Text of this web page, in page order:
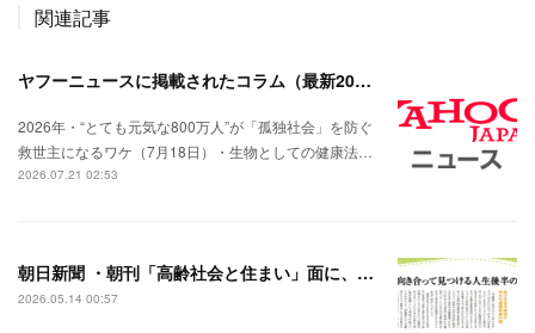
関連記事
ヤフーニュースに掲載されたコラム（最新2026.7月）
2026年・“とても元気な800万人”が「孤独社会」を防ぐ
救世主になるワケ（7月18日）・生物としての健康法…
2026.07.21 02:53
朝日新聞 ・朝刊「高齢社会と住まい」面に、インタビューが掲載されました。
2026.05.14 00:57